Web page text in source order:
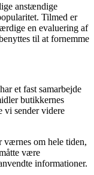
anstændige
Tilmed er
en evaluering af
til at fornemme
et fast samarbejde
butikkernes
vi sender videre
værnes om hele tiden,
være
informationer.